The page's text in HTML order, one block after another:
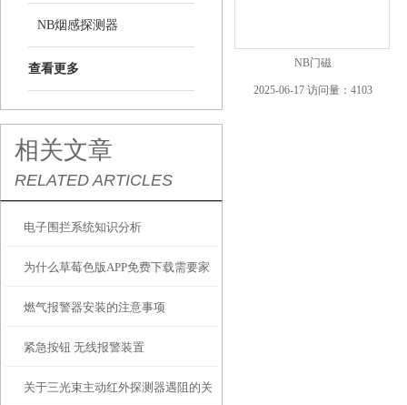
NB烟感探测器
查看更多
相关文章
RELATED ARTICLES
电子围拦系统知识分析
为什么草莓色版APP免费下载需要家
用可燃气体探测器呢？
燃气报警器安装的注意事项
紧急按钮 无线报警装置
关于三光束主动红外探测器遇阻的关
NB门磁
2025-06-17 访问量：4103